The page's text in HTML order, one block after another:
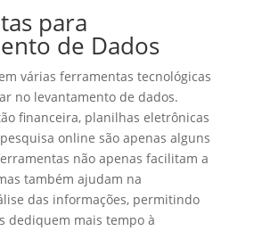
para
de Dados
várias ferramentas tecnológicas
no levantamento de dados.
financeira, planilhas eletrônicas
online são apenas alguns
não apenas facilitam a
também ajudam na
das informações, permitindo
dediquem mais tempo à